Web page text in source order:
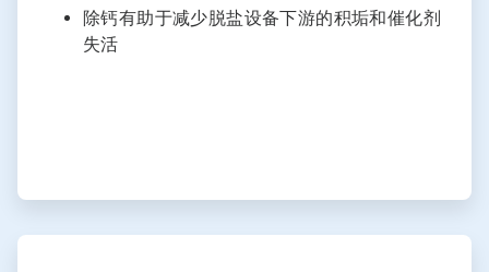
除钙有助于减少脱盐设备下游的积垢和催化剂
失活
ArticleTile